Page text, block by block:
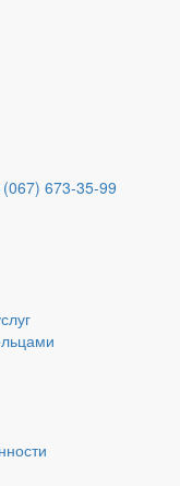
(067) 673-35-99